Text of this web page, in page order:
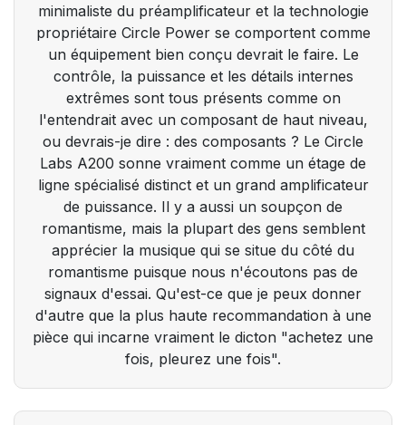
minimaliste du préamplificateur et la technologie
propriétaire Circle Power se comportent comme
un équipement bien conçu devrait le faire. Le
contrôle, la puissance et les détails internes
extrêmes sont tous présents comme on
l'entendrait avec un composant de haut niveau,
ou devrais-je dire : des composants ? Le Circle
Labs A200 sonne vraiment comme un étage de
ligne spécialisé distinct et un grand amplificateur
de puissance. Il y a aussi un soupçon de
romantisme, mais la plupart des gens semblent
apprécier la musique qui se situe du côté du
romantisme puisque nous n'écoutons pas de
signaux d'essai. Qu'est-ce que je peux donner
d'autre que la plus haute recommandation à une
pièce qui incarne vraiment le dicton "achetez une
fois, pleurez une fois".